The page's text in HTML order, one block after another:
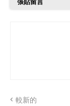
張貼留言
較新的